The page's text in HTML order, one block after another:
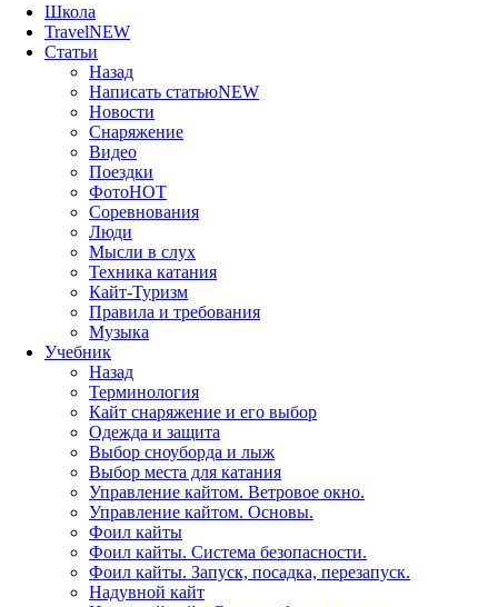
Школа
TravelNEW
Статьи
Назад
Написать статьюNEW
Новости
Снаряжение
Видео
Поездки
ФотоHOT
Соревнования
Люди
Мысли в слух
Техника катания
Кайт-Туризм
Правила и требования
Музыка
Учебник
Назад
Терминология
Кайт снаряжение и его выбор
Одежда и защита
Выбор сноуборда и лыж
Выбор места для катания
Управление кайтом. Ветровое окно.
Управление кайтом. Основы.
Фоил кайты
Фоил кайты. Система безопасности.
Фоил кайты. Запуск, посадка, перезапуск.
Надувной кайт